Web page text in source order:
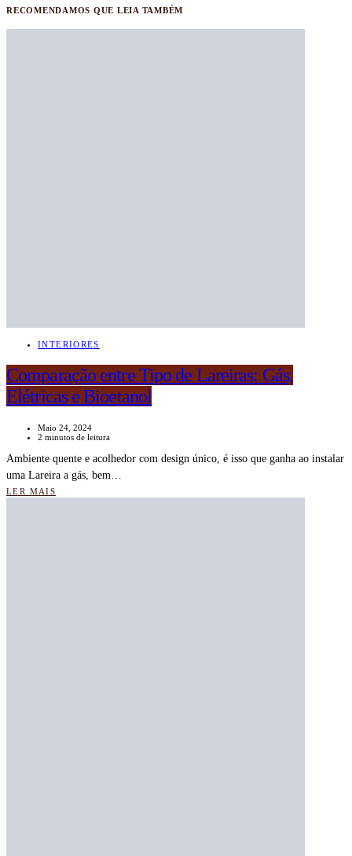
RECOMENDAMOS QUE LEIA TAMBÉM
INTERIORES
Comparação entre Tipo de Lareiras: Gás,
Elétricas e Bioetanol
Maio 24, 2024
2 minutos de leitura
Ambiente quente e acolhedor com design único, é isso que ganha ao instalar
uma Lareira a gás, bem…
LER MAIS